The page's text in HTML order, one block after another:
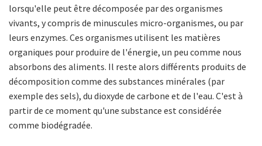
lorsqu'elle peut être décomposée par des organismes
vivants, y compris de minuscules micro-organismes, ou par
leurs enzymes. Ces organismes utilisent les matières
organiques pour produire de l'énergie, un peu comme nous
absorbons des aliments. Il reste alors différents produits de
décomposition comme des substances minérales (par
exemple des sels), du dioxyde de carbone et de l'eau. C'est à
partir de ce moment qu'une substance est considérée
comme biodégradée.